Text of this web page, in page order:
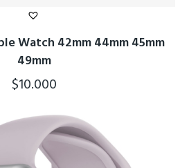
Watch 42mm 44mm 45mm
49mm
$10.000